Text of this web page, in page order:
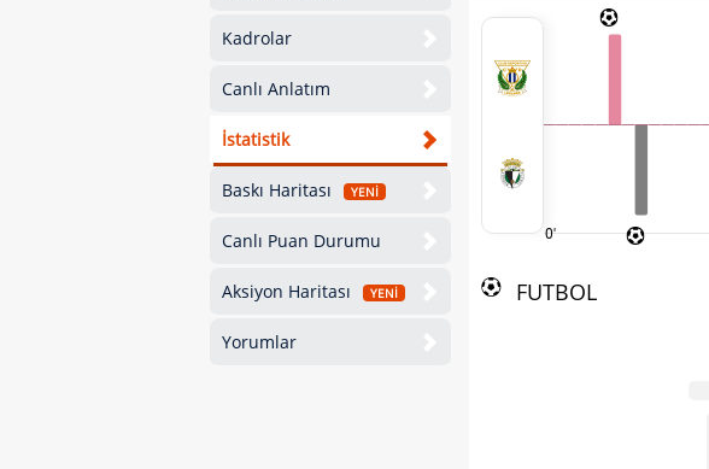
Kadrolar
Canlı Anlatım
İstatistik
Baskı Haritası YENİ
Canlı Puan Durumu
Aksiyon Haritası YENİ
Yorumlar
0'
FUTBOL